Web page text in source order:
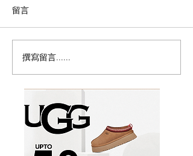
历史新低！Samsonite 新
秀丽 Winfield 2 全PC
20+28寸 黑色拉杆行李箱2
件套1.7折
留言
撰寫留言......